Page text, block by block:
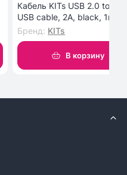
Кабель KITs USB 2.0 to
USB cable, 2A, black, 1m
(KITS-W-002)
Бренд: KITs
В корзину